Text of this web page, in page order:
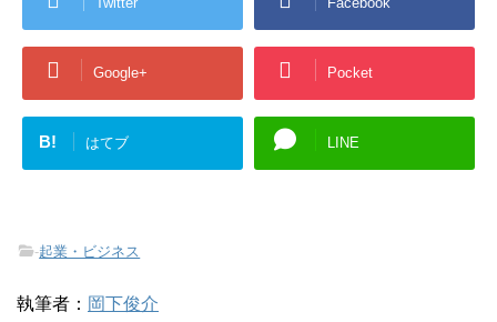
Google+ Pocket
B! はてブ LINE
-起業・ビジネス
執筆者： 岡下俊介